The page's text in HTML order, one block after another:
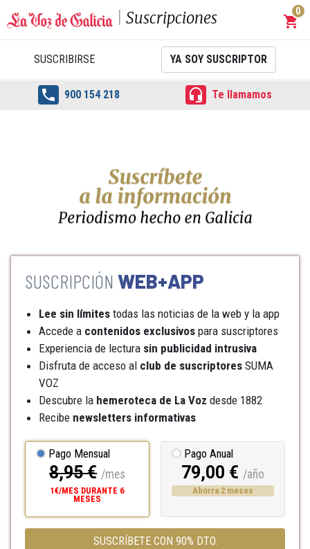
Suscripciones shopping_cart
0
SUSCRIBIRSE YA SOY SUSCRIPTOR
 900 154 218  Te llamamos
WEB+APP
Lee sin límites todas las noticias de la web y la app
Accede a contenidos exclusivos para suscriptores
Experiencia de lectura sin publicidad intrusiva
Disfruta de acceso al club de suscriptores SUMA
VOZ
Descubre la hemeroteca de La Voz desde 1882
Recibe newsletters informativas
Pago Mensual
8,95 € /mes
1€/MES DURANTE 6
MESES
Pago Anual
79,00 € /año
Ahorra 2 meses
SUSCRÍBETE CON 90% DTO.